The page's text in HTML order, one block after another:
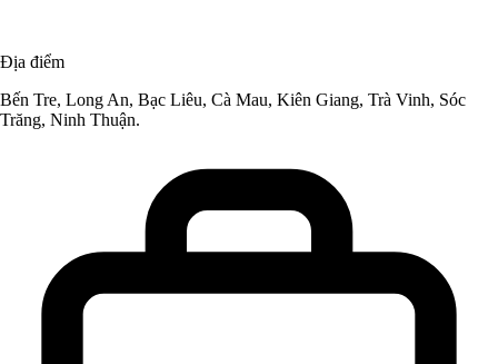
Địa điểm
Bến Tre, Long An, Bạc Liêu, Cà Mau, Kiên Giang, Trà Vinh, Sóc
Trăng, Ninh Thuận.